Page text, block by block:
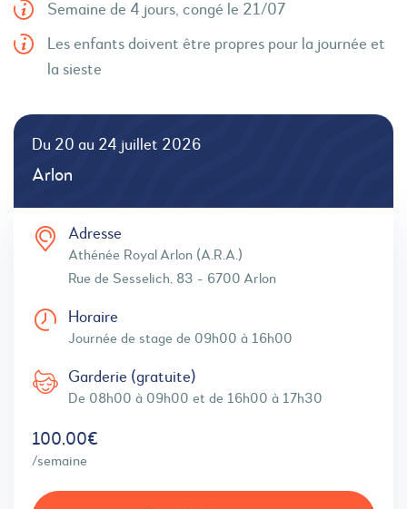
Semaine de 4 jours, congé le 21/07
Les enfants doivent être propres pour la journée et
la sieste
Du 20 au 24 juillet 2026
Arlon
Adresse
Athénée Royal Arlon (A.R.A.)
Rue de Sesselich, 83 - 6700 Arlon
Horaire
Journée de stage de 09h00 à 16h00
Garderie (gratuite)
De 08h00 à 09h00 et de 16h00 à 17h30
100,00€
/semaine